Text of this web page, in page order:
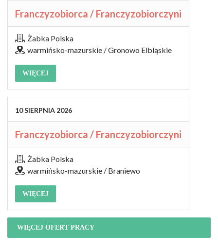
Franczyzobiorca / Franczyzobiorczyni
Żabka Polska
warmińsko-mazurskie / Gronowo Elbląskie
WIĘCEJ
10SIERPNIA 2026
Franczyzobiorca / Franczyzobiorczyni
Żabka Polska
warmińsko-mazurskie / Braniewo
WIĘCEJ
WIĘCEJ OFERT PRACY